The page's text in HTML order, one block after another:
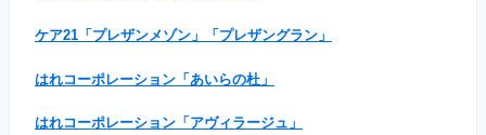
ケア21「プレザンメゾン」「プレザングラン」
はれコーポレーション「あいらの杜」
はれコーポレーション「アヴィラージュ」